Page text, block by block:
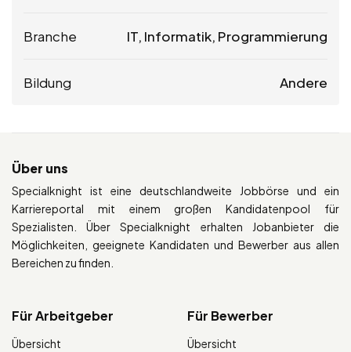
Branche IT, Informatik, Programmierung
Bildung Andere
Über uns
Specialknight ist eine deutschlandweite Jobbörse und ein
Karriereportal mit einem großen Kandidatenpool für
Spezialisten. Über Specialknight erhalten Jobanbieter die
Möglichkeiten, geeignete Kandidaten und Bewerber aus allen
Bereichen zu finden.
Für Arbeitgeber
Übersicht
Für Bewerber
Übersicht